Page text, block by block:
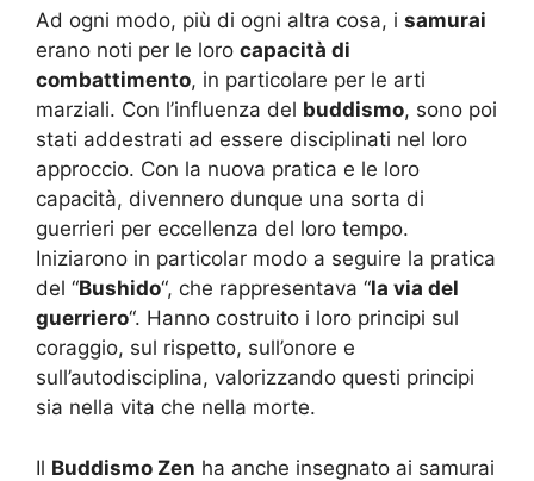
Ad ogni modo, più di ogni altra cosa, i samurai
erano noti per le loro capacità di
combattimento, in particolare per le arti
marziali. Con l’influenza del buddismo, sono poi
stati addestrati ad essere disciplinati nel loro
approccio. Con la nuova pratica e le loro
capacità, divennero dunque una sorta di
guerrieri per eccellenza del loro tempo.
Iniziarono in particolar modo a seguire la pratica
del “Bushido“, che rappresentava “la via del
guerriero“. Hanno costruito i loro principi sul
coraggio, sul rispetto, sull’onore e
sull’autodisciplina, valorizzando questi principi
sia nella vita che nella morte.
Il Buddismo Zen ha anche insegnato ai samurai